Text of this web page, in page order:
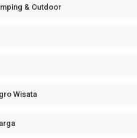
& Outdoor
Wisata